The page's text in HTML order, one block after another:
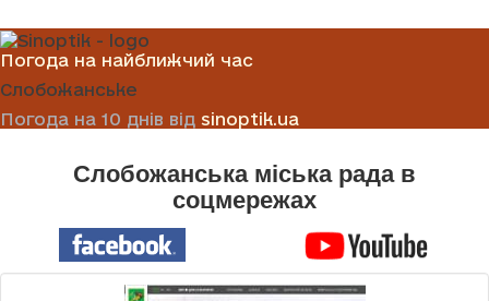
Погода на найближчий час
Слобожанське
Погода на 10 днів від sinoptik.ua
Слобожанська міська рада в
соцмережах